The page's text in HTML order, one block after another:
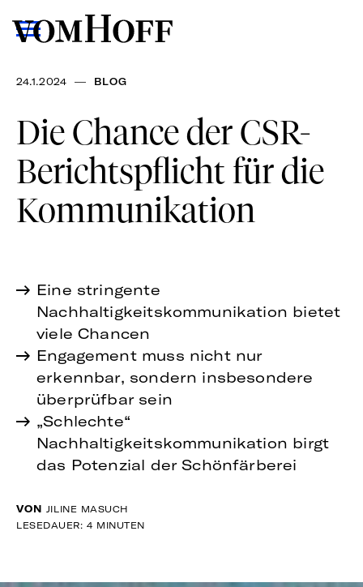
24.1.2024 — BLOG
Die Chance der CSR-
Berichtspflicht für die
Kommunikation
Eine stringente
Nachhaltigkeitskommunikation bietet
viele Chancen
Engagement muss nicht nur
erkennbar, sondern insbesondere
überprüfbar sein
„Schlechte“
Nachhaltigkeitskommunikation birgt
das Potenzial der Schönfärberei
VON
JILINE MASUCH
LESEDAUER: 4 MINUTEN